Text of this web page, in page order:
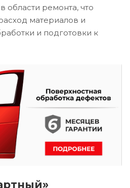
области ремонта, что
материалов и
и подготовки к